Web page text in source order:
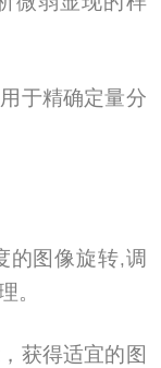
于精确定量分
的图像旋转,调
。
获得适宜的图